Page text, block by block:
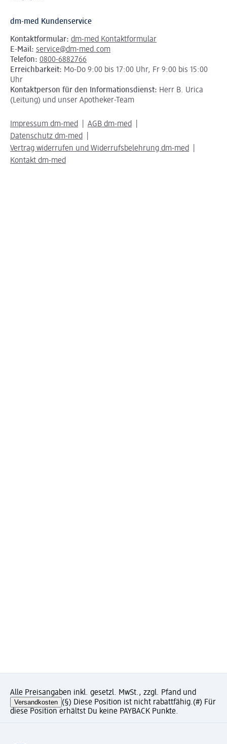
dm-med Kundenservice
Kontaktformular: dm-med Kontaktformular
E-Mail: service@dm-med.com
Telefon: 0800-6882766
Erreichbarkeit: Mo-Do 9:00 bis 17:00 Uhr, Fr 9:00 bis 15:00
Uhr
Kontaktperson für den Informationsdienst: Herr B. Urica
(Leitung) und unser Apotheker-Team
Impressum dm-med
AGB dm-med
Datenschutz dm-med
Vertrag widerrufen und Widerrufsbelehrung dm-med
Kontakt dm-med
Alle Preisangaben inkl. gesetzl. MwSt., zzgl. Pfand und
Versandkosten (§) Diese Position ist nicht rabattfähig.(#) Für
diese Position erhältst Du keine PAYBACK Punkte.